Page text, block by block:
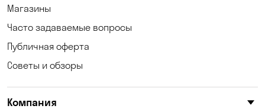
Магазины
Часто задаваемые вопросы
Публичная оферта
Советы и обзоры
Компания